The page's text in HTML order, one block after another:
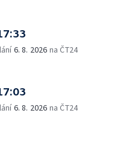
6. 8. 2026 na ČT24
6. 8. 2026 na ČT24